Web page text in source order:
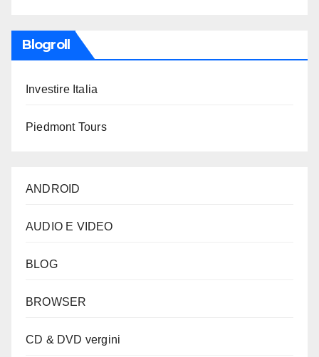
Blogroll
Investire Italia
Piedmont Tours
ANDROID
AUDIO E VIDEO
BLOG
BROWSER
CD & DVD vergini